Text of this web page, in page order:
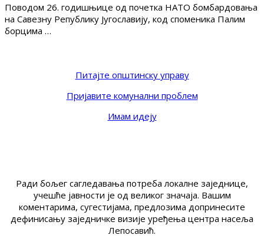
Поводом 26. годишњице од почетка НАТО бомбардовања
на Савезну Републику Југославију, код споменика Палим
борцима …
Питајте општинску управу
Пријавите комунални проблем
Имам идеју
Ради бољег сагледавања потреба локалне заједнице,
учешће јавности је од великог значаја. Вашим
коментарима, сугестијама, предлозима допринесите
дефинисању заједничке визије уређења центра насеља
Лепосавић.